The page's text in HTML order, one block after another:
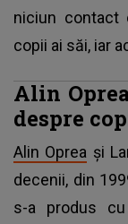
niciun contact
copii ai săi, iar
Alin
despre
Alin Oprea și
decenii, din
s-a produs